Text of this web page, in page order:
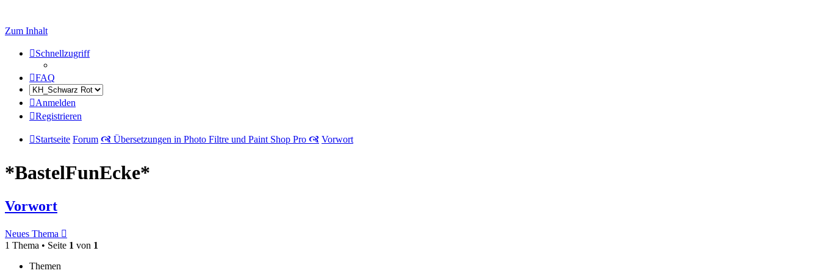
Zum Inhalt
Schnellzugriff
FAQ
Anmelden
Registrieren
Startseite Forum 🙧 Übersetzungen in Photo Filtre und Paint Shop Pro 🙧 Vorwort
*BastelFunEcke*
Vorwort
Neues Thema
1 Thema • Seite 1 von 1
Themen